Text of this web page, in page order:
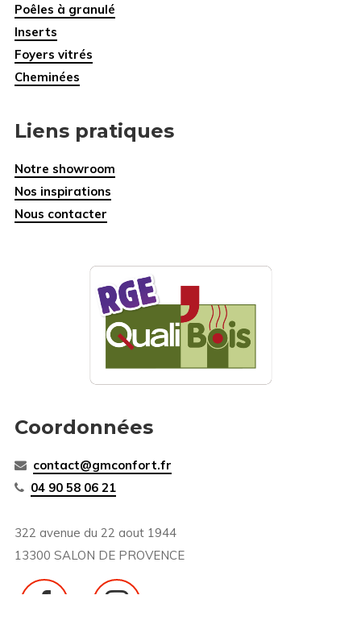
Poêles à granulé
Inserts
Foyers vitrés
Cheminées
Liens pratiques
Notre showroom
Nos inspirations
Nous contacter
Coordonnées
contact@gmconfort.fr
04 90 58 06 21
322 avenue du 22 aout 1944
13300 SALON DE PROVENCE